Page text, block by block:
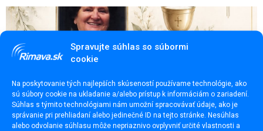
Spravujte súhlas so súbormi
cookie
Na poskytovanie tých najlepších skúseností používame technológie, ako
sú súbory cookie na ukladanie a/alebo prístup k informáciám o zariadení.
Súhlas s týmito technológiami nám umožní spracovávať údaje, ako je
správanie pri prehliadaní alebo jedinečné ID na tejto stránke. Nesúhlas
alebo odvolanie súhlasu môže nepriaznivo ovplyvniť určité vlastnosti a